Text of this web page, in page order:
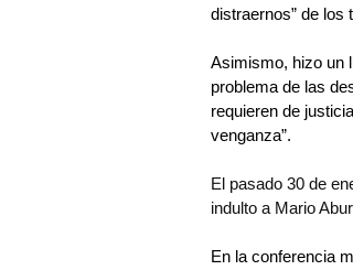
distraernos” de los
Asimismo, hizo un
problema de las
requieren de
venganza”.
El pasado 30 de
indulto a Mario
En la conferencia